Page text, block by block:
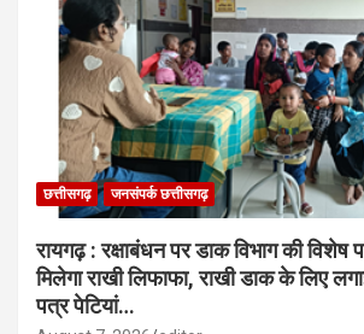
छत्तीसगढ़ जनसंपर्क छत्तीसगढ़
रायगढ़ : रक्षाबंधन पर डाक विभाग की
मिलेगा राखी लिफाफा, राखी डाक के लिए
पत्र पेटियां…